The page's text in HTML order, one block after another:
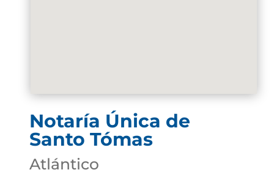
Notaría Única de
Santo Tómas
Atlántico